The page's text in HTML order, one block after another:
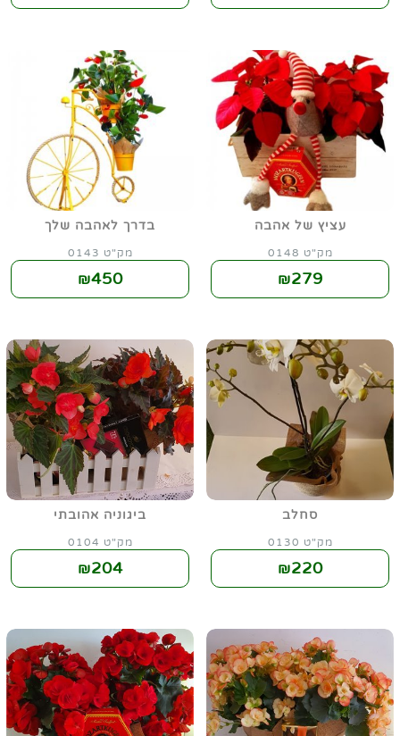
עציץ של אהבה
מק"ט 0148
₪279
בדרך לאהבה שלך
מק"ט 0143
₪450
סחלב
מק"ט 0130
₪220
ביגוניה אהובתי
מק"ט 0104
₪204